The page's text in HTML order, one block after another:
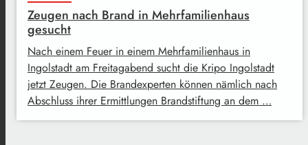
Zeugen nach Brand in Mehrfamilienhaus
gesucht
Nach einem Feuer in einem Mehrfamilienhaus in
Ingolstadt am Freitagabend sucht die Kripo Ingolstadt
jetzt Zeugen. Die Brandexperten können nämlich nach
Abschluss ihrer Ermittlungen Brandstiftung an dem …